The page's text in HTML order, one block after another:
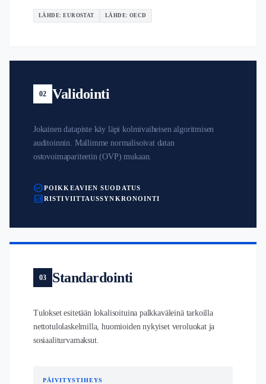
LÄHDE: EUROSTAT LÄHDE: OECD
02 Validointi
Jokainen datapiste käy läpi kolmivaiheisen algoritmisen
auditoinnin. Mallimme normalisoivat datan
ostovoimapariteetin (OVP) mukaan.
check_circlePOIKKEAVIEN SUODATUS
analyticsRISTIVIITTAUSSYNKRONOINTI
03 Standardointi
Tulokset esitetään lokalisoituina palkkaväleinä tarkoilla
nettotulolaskelmilla, huomioiden nykyiset veroluokat ja
sosiaaliturvamaksut.
PÄIVITYSTIHEYS